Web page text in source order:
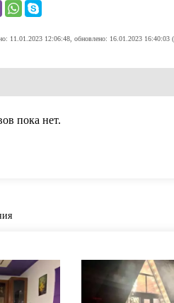
11.01.2023 12:06:48, обновлено: 16.01.2023 16:40:03
пока нет.